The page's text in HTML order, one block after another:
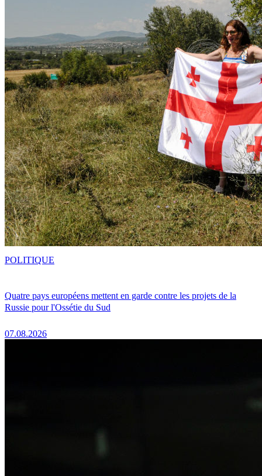
Quatre pays européens mettent en garde contre les projets de la
Russie pour l'Ossétie du Sud
07.08.2026
POLITIQUE